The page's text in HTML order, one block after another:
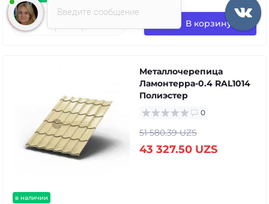
В корзину
в наличии
Металлочерепица
Ламонтерра-0.4 RAL1014
Полиэстер
0
51 580.39 UZS
43 327.50 UZS
Введите сообщение